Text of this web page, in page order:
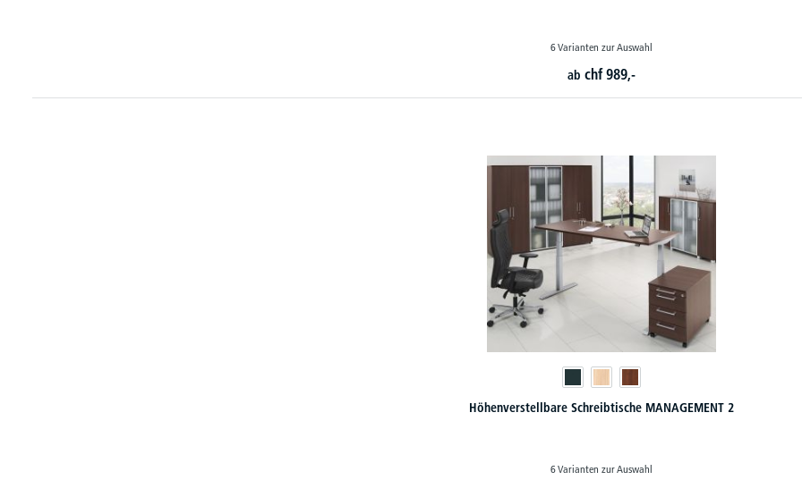
6 Varianten zur Auswahl
ab chf 989,-
Höhenverstellbare Schreibtische MANAGEMENT 2
6 Varianten zur Auswahl